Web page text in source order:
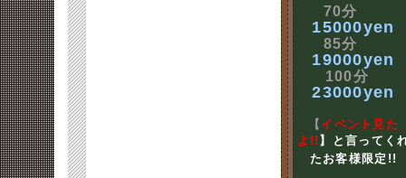
70分
15000yen
85分
19000yen
100分
23000yen
【 イベント見た
よ!! 】と言ってく
たお客様限定!!